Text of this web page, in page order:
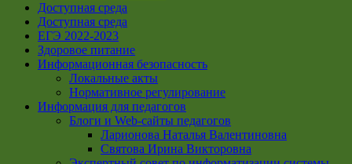
Доступная среда
Доступная среда
ЕГЭ 2022-2023
Здоровое питание
Информационная безопасность
Локальные акты
Нормативное регулирование
Информация для педагогов
Блоги и Web-сайты педагогов
Ларионова Наталья Валентиновна
Святова Ирина Викторовна